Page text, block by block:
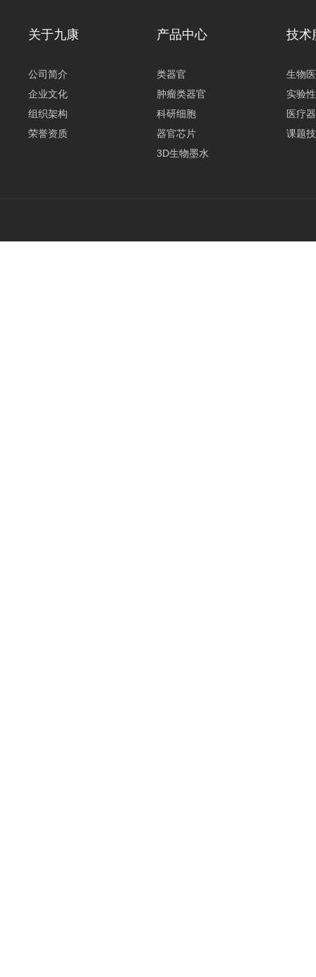
关于九康
公司简介
企业文化
组织架构
荣誉资质
产品中心
类器官
肿瘤类器官
科研细胞
器官芯片
3D生物墨水
技术
生物
实验
医疗
课题